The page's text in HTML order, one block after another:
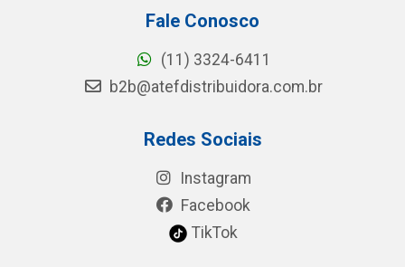
Fale Conosco
(11) 3324-6411
b2b@atefdistribuidora.com.br
Redes Sociais
Instagram
Facebook
TikTok